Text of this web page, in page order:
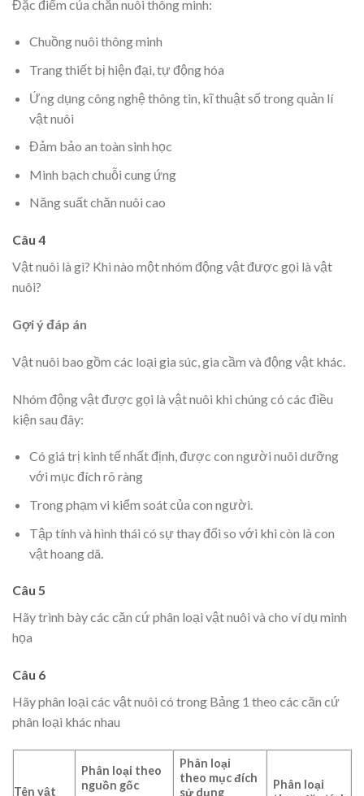
Đặc điểm của chăn nuôi thông minh:
Chuồng nuôi thông minh
Trang thiết bị hiện đại, tự động hóa
Ứng dụng công nghệ thông tin, kĩ thuật số trong quản lí
vật nuôi
Đảm bảo an toàn sinh học
Minh bạch chuỗi cung ứng
Năng suất chăn nuôi cao
Câu 4
Vật nuôi là gì? Khi nào một nhóm động vật được gọi là vật
nuôi?
Gợi ý đáp án
Vật nuôi bao gồm các loại gia súc, gia cầm và động vật khác.
Nhóm động vật được gọi là vật nuôi khi chúng có các điều
kiện sau đây:
Có giá trị kinh tế nhất định, được con người nuôi dưỡng
với mục đích rõ ràng
Trong phạm vi kiểm soát của con người.
Tập tính và hình thái có sự thay đổi so với khi còn là con
vật hoang dã.
Câu 5
Hãy trình bày các căn cứ phân loại vật nuôi và cho ví dụ minh
họa
Câu 6
Hãy phân loại các vật nuôi có trong Bảng 1 theo các căn cứ
phân loại khác nhau
Tên vật
Phân loại theo
nguồn gốc
Phân loại
theo mục đích
sử dụng
Phân loại